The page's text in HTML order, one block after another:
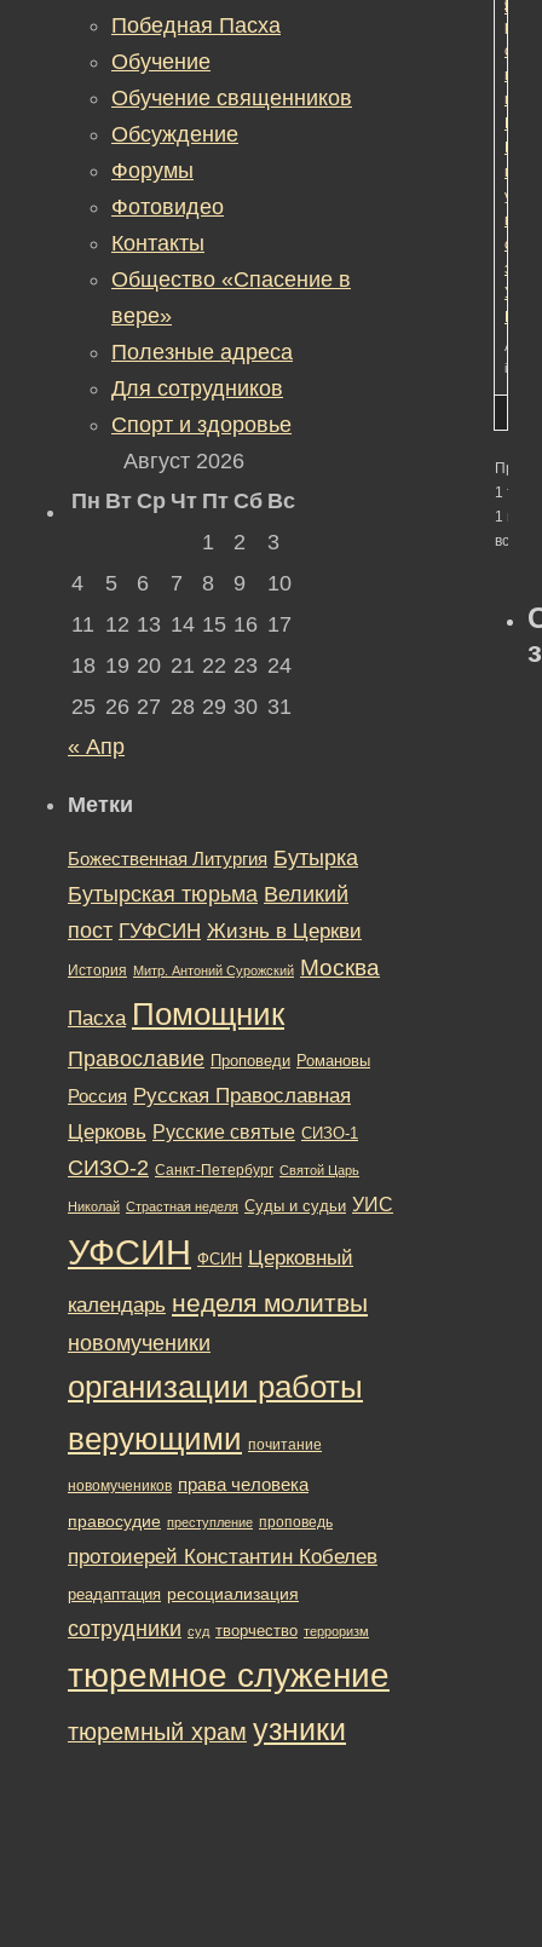
с
в
in:
1
1 по 1
всего)
Победная Пасха
Обучение
Обучение священников
Обсуждение
Форумы
Фотовидео
Контакты
Общество «Спасение в
вере»
Полезные адреса
Для сотрудников
Спорт и здоровье
Август 2026
Пн Вт Ср Чт Пт Сб Вс
1
2
3
4
5 6 7 8 9
10
11 12 13 14 15 16 17
18 19 20 21 22 23 24
25 26 27 28 29 30 31
« Апр
Метки
Божественная Литургия Бутырка
Бутырская тюрьма Великий
пост ГУФСИН Жизнь в Церкви
История Митр. Антоний Сурожский Москва
Пасха Помощник
Православие Проповеди Романовы
Россия Русская Православная
Церковь Русские святые СИЗО-1
СИЗО-2 Санкт-Петербург Святой Царь
Николай Страстная неделя Суды и судьи УИС
УФСИН ФСИН Церковный
календарь неделя молитвы
новомученики
организации работы
верующими почитание
новомучеников права человека
правосудие преступление проповедь
протоиерей Константин Кобелев
реадаптация ресоциализация
сотрудники суд творчество терроризм
тюремное служение
тюремный храм узники